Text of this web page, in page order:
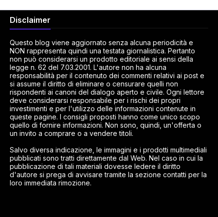
Disclaimer
Questo blog viene aggiornato senza alcuna periodicità e
NON rappresenta quindi una testata giornalistica. Pertanto
non può considerarsi un prodotto editoriale ai sensi della
legge n. 62 del 7.03.2001. L'autore non ha alcuna
responsabilità per il contenuto dei commenti relativi ai post e
si assume il diritto di eliminare o censurare quelli non
rispondenti ai canoni del dialogo aperto e civile. Ogni lettore
deve considerarsi responsabile per i rischi dei propri
investimenti e per l'utilizzo delle informazioni contenute in
queste pagine. I consigli proposti hanno come unico scopo
quello di fornire informazioni. Non sono, quindi, un'offerta o
un invito a comprare o a vendere titoli.
Salvo diversa indicazione, le immagini e i prodotti multimediali
pubblicati sono tratti direttamente dal Web. Nel caso in cui la
pubblicazione di tali materiali dovesse ledere il diritto
d'autore si prega di avvisare tramite la sezione contatti per la
loro immediata rimozione.